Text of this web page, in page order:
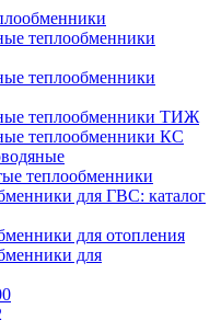
теплообменники
теплообменники
теплообменники ТИЖ
теплообменники КC
теплообменники
для ГВС: каталог
для отопления
для